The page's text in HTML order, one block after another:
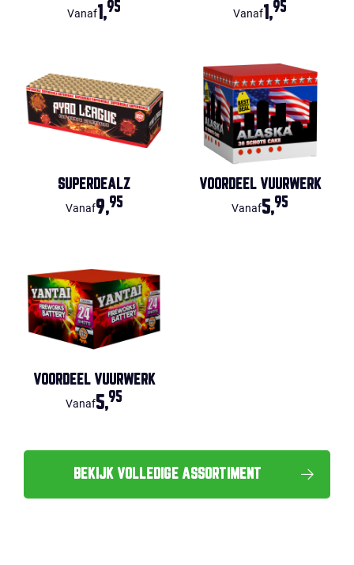
Vanaf1,95 Vanaf1,95
SUPERDEALZ
Vanaf9,95
VOORDEEL VUURWERK
Vanaf5,95
VOORDEEL VUURWERK
Vanaf5,95
BEKIJK VOLLEDIGE ASSORTIMENT